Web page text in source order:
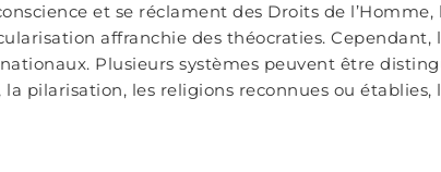
et se réclament des Droits de l’Homme,
affranchie des théocraties. Cependant,
Plusieurs systèmes peuvent être
pilarisation, les religions reconnues ou établies,